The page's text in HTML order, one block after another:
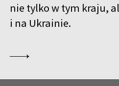
nie tylko w tym kraju,
i na Ukrainie.